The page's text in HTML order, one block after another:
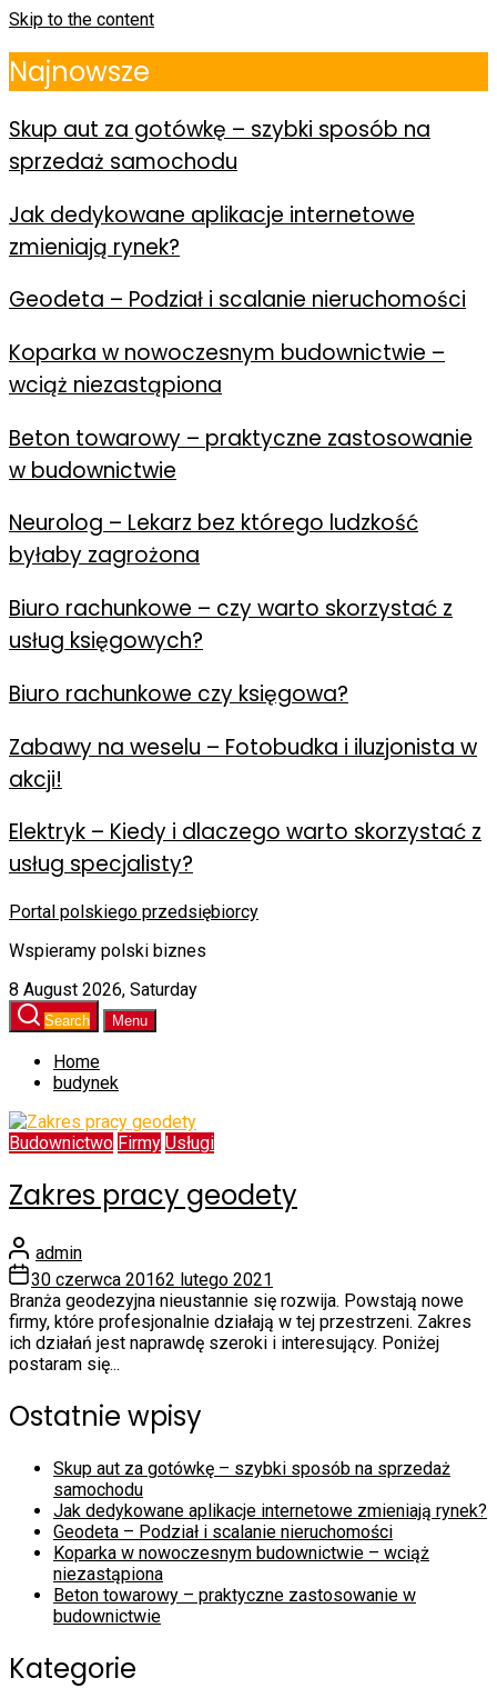
Skip to the content
Najnowsze
Skup aut za gotówkę – szybki sposób na
sprzedaż samochodu
Jak dedykowane aplikacje internetowe
zmieniają rynek?
Geodeta – Podział i scalanie nieruchomości
Koparka w nowoczesnym budownictwie –
wciąż niezastąpiona
Beton towarowy – praktyczne zastosowanie
w budownictwie
Neurolog – Lekarz bez którego ludzkość
byłaby zagrożona
Biuro rachunkowe – czy warto skorzystać z
usług księgowych?
Biuro rachunkowe czy księgowa?
Zabawy na weselu – Fotobudka i iluzjonista w
akcji!
Elektryk – Kiedy i dlaczego warto skorzystać z
usług specjalisty?
Portal polskiego przedsiębiorcy
Wspieramy polski biznes
8 August 2026, Saturday
Search Menu
Home
budynek
Budownictwo Firmy Usługi
Zakres pracy geodety
admin
30 czerwca 20162 lutego 2021
Branża geodezyjna nieustannie się rozwija. Powstają nowe
firmy, które profesjonalnie działają w tej przestrzeni. Zakres
ich działań jest naprawdę szeroki i interesujący. Poniżej
postaram się...
Ostatnie wpisy
Skup aut za gotówkę – szybki sposób na sprzedaż
samochodu
Jak dedykowane aplikacje internetowe zmieniają rynek?
Geodeta – Podział i scalanie nieruchomości
Koparka w nowoczesnym budownictwie – wciąż
niezastąpiona
Beton towarowy – praktyczne zastosowanie w
budownictwie
Kategorie